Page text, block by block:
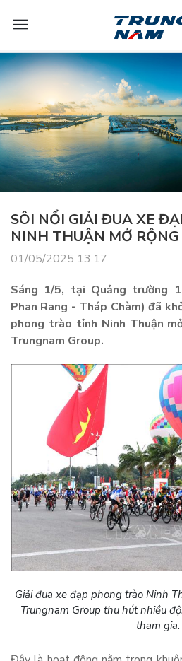
SÔI NỔI GIẢI ĐUA XE
NINH THUẬN MỞ
01/05/2025 13:17
Sáng 1/5, tại Quảng trường
Phan Rang - Tháp Chàm) đã
phong trào tỉnh Ninh Thuận
Trungnam Group.
Giải đua xe đạp phong trào Ninh
Trungnam Group thu hút nhiều
tham gia.